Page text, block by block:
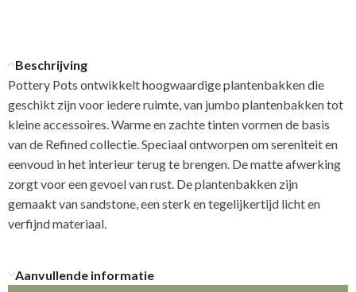
Beschrijving
Pottery Pots ontwikkelt hoogwaardige plantenbakken die
geschikt zijn voor iedere ruimte, van jumbo plantenbakken tot
kleine accessoires. Warme en zachte tinten vormen de basis
van de Refined collectie. Speciaal ontworpen om sereniteit en
eenvoud in het interieur terug te brengen. De matte afwerking
zorgt voor een gevoel van rust. De plantenbakken zijn
gemaakt van sandstone, een sterk en tegelijkertijd licht en
verfijnd materiaal.
Aanvullende informatie